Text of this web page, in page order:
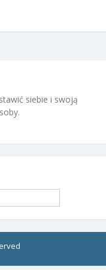
siebie i swoją